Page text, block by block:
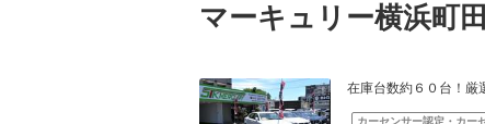
マーキュリー横浜町
在庫台数約６０台！厳
カーセンサー認定・カー